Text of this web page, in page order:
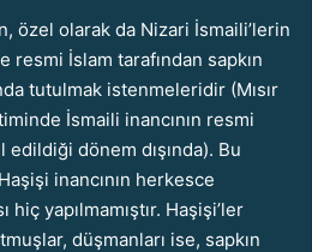
özel olarak da Nizari İsmaili’lerin
resmi İslam tarafından sapkın
tutulmak istenmeleridir (Mısır
İsmaili inancının resmi
dönem dışında). Bu
inancının herkesce
hiç yapılmamıştır. Haşişi’ler
düşmanları ise, sapkın